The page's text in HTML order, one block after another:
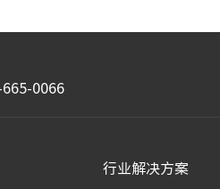
0066
行业解决方案